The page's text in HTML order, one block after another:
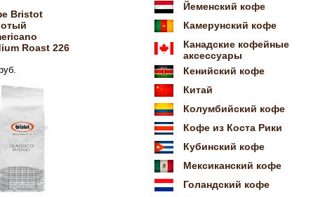
Bristot
Roast 226
Йеменский кофе
Камерунский кофе
Канадские кофейные
аксессуары
Кенийский кофе
Китай
Колумбийский кофе
Кофе из Коста Рики
Кубинский кофе
Мексиканский кофе
Голандский кофе